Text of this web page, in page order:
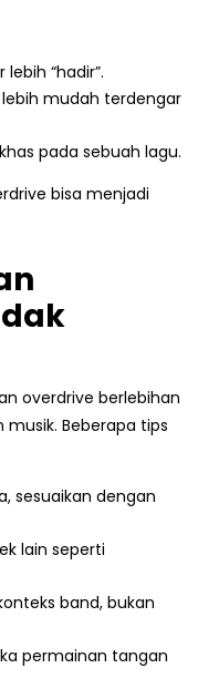
“hadir”.
mudah terdengar
pada sebuah lagu.
bisa menjadi
overdrive berlebihan
Beberapa tips
sesuaikan dengan
lain seperti
band, bukan
permainan tangan